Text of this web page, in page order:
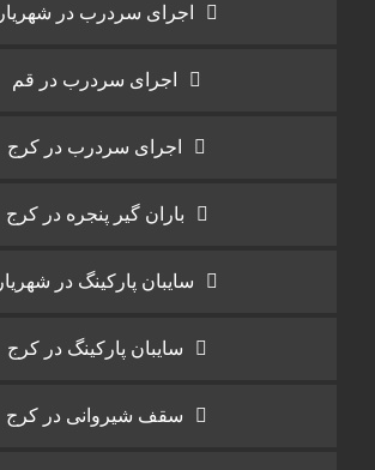
اجرای سردرب در شهریار
اجرای سردرب در قم
اجرای سردرب در کرج
باران گیر پنجره در کرج
سایبان پارکینگ در شهریار
سایبان پارکینگ در کرج
سقف شیروانی در کرج